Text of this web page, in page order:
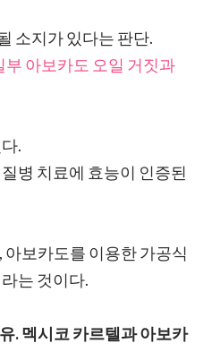
소지가 있다는 판단.
아보카도 오일 거짓과
.
병 치료에 효능이 인증된
보카도를 이용한 가공식
는 것이다.
. 멕시코 카르텔과 아보카